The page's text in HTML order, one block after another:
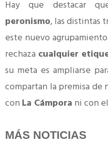
Hay que destacar
peronismo, las distintas
este nuevo
rechaza cualquier
su meta es ampliarse
compartan la premisa de
con La Cámpora ni con el
MÁS NOTICIAS